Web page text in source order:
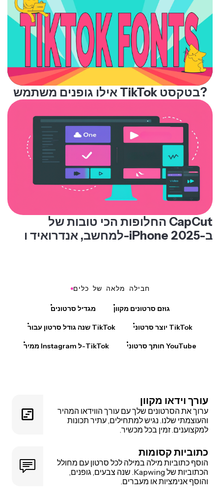
יש פרסומות, והניווט באפליקציה יכול להיות קצת
מבלבל למתחילים.
Filmora:
כלי עריכה למחשב ומובייל שהוא אחד
האלטרנטיבות הקרובות ביותר לCapCut בשל הפשטות
והנגישות שלו. זה הופך את Filmora לאידיאלי
למשתמשים המחפשים ממשק קל לשימוש עם מגוון
תכונות יצירתיות. שימו לב שבגרסה החינמית מוטבע
סימן מים בכל יצוא.
אילו גופנים משתמש TikTok בטקסט?
החלופות הכי טובות של CapCut
למחשב, אנדרואיד ו-iPhone ב-2025
חבילה מלאה של כלים
מגדיל סרטונים גוזם סרטונים מקוון
שנה גודל סרטון עבור TikTok יוצר סרטוני TikTok
ממיר Instagram ל-TikTok חותך סרטוני YouTube
עורך וידאו מקוון
ערוך את הסרטונים שלך עם עורך הווידאו המהיר
והעוצמתי שלנו. נגיש למתחילים, עתיר תכונות
למקצוענים. זמין בכל מכשיר.
כתוביות קסומות
הוסף כתוביות מילה במילה לכל סרטון עם מחולל
הכתוביות של Kapwing. שנה צבעים, גופנים,
והוסף אנימציות או מעברים.